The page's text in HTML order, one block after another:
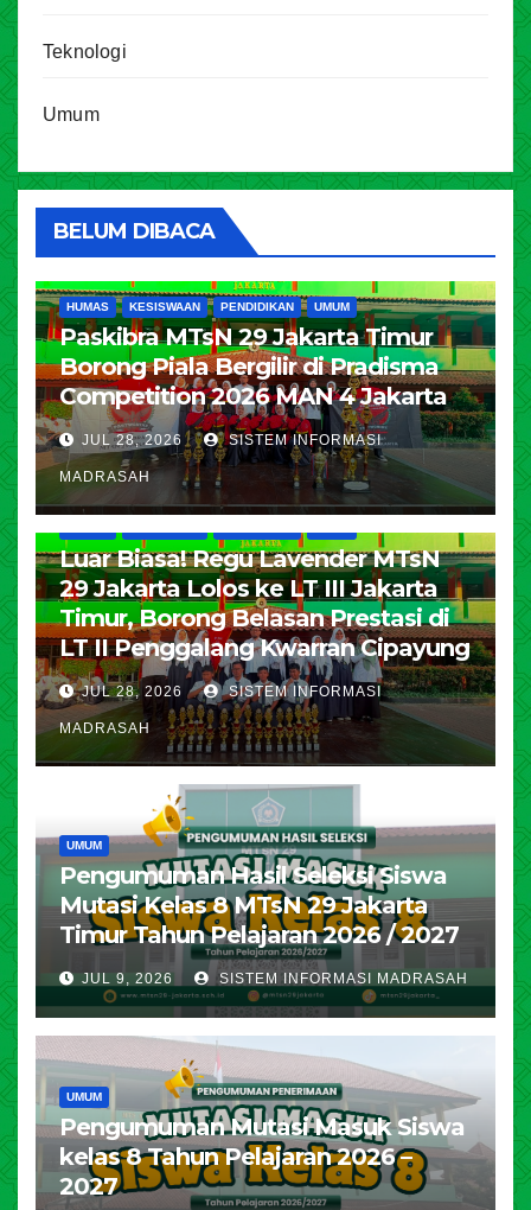
Teknologi
Umum
BELUM DIBACA
HUMAS KESISWAAN PENDIDIKAN UMUM
Paskibra MTsN 29 Jakarta Timur
Borong Piala Bergilir di Pradisma
Competition 2026 MAN 4 Jakarta
JUL 28, 2026 SISTEM INFORMASI
MADRASAH
Luar Biasa! Regu Lavender MTsN
29 Jakarta Lolos ke LT III Jakarta
Timur, Borong Belasan Prestasi di
LT II Penggalang Kwarran Cipayung
JUL 28, 2026 SISTEM INFORMASI
MADRASAH
UMUM
Pengumuman Hasil Seleksi Siswa
Mutasi Kelas 8 MTsN 29 Jakarta
Timur Tahun Pelajaran 2026 / 2027
JUL 9, 2026 SISTEM INFORMASI MADRASAH
UMUM
Pengumuman Mutasi Masuk Siswa
kelas 8 Tahun Pelajaran 2026 –
2027